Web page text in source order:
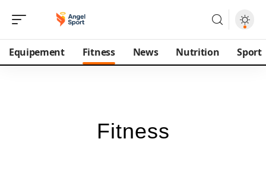
Equipement Fitness News Nutrition Sport
Fitness